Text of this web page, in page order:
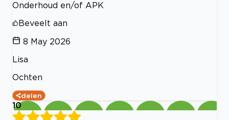
Onderhoud en/of APK
Beveelt aan
8 May 2026
Lisa
Ochten
delen
10